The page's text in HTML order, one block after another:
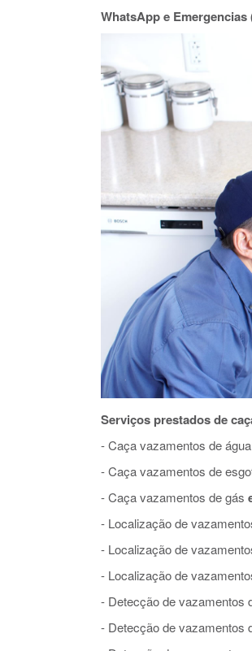
WhatsApp e Emergencias
Serviços prestados de
- Caça vazamentos de água
- Caça vazamentos de
- Caça vazamentos de gás
- Localização de
- Localização de
- Localização de
- Detecção de vazamentos
- Detecção de vazamentos